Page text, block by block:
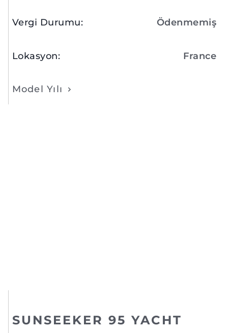
Vergi Durumu: Ödenmemiş
Lokasyon: France
Model Yılı
SUNSEEKER 95 YACHT